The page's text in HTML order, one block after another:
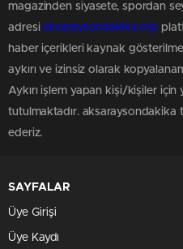
magazinden siyasete, spordan
adresiaksaraysondakika.org
haber içerikleri kaynak
aykırı ve izinsiz olarak
Aykırı işlem yapan kişi/kişiler için
tutulmaktadır.
ederiz.
SAYFALAR
Üye Girişi
Üye Kaydı